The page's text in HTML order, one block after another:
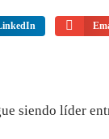
siendo líder